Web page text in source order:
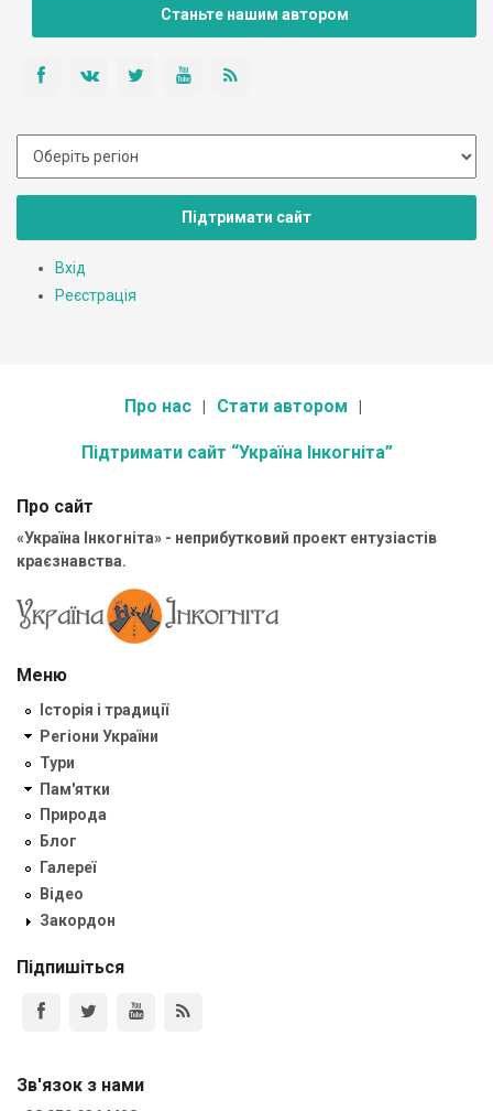
Станьте нашим автором
Підтримати сайт
Вхід
Реєстрація
Про нас Стати автором
Підтримати сайт “Україна Інкогніта”
Про сайт
«Україна Інкогніта» - неприбутковий проект ентузіастів
краєзнавства.
Меню
Історія і традиції
Регіони України
Тури
Пам'ятки
Природа
Блог
Галереї
Відео
Закордон
Підпишіться
Зв'язок з нами